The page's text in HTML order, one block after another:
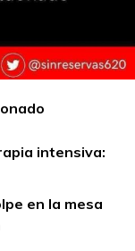
intensiva:
en la mesa